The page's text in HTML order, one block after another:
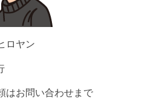
ロヤン
はお問い合わせまで